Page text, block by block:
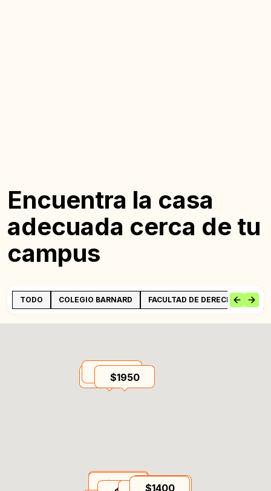
Encuentra la casa
adecuada cerca de tu
campus
TODO COLEGIO BARNARD FACULTAD DE DERECHO
$2369
$2019
$1890
$1919
$1950
$1500
$1400